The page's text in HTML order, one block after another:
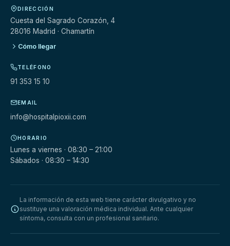
DIRECCIÓN
Cuesta del Sagrado Corazón, 4
28016 Madrid · Chamartín
Cómo llegar
TELÉFONO
91 353 15 10
EMAIL
info@hospitalpioxii.com
HORARIO
Lunes a viernes · 08:30 – 21:00
Sábados · 08:30 – 14:30
La información de esta web tiene carácter divulgativo y no
sustituye una valoración médica individual. Ante cualquier
síntoma, consulta con un profesional sanitario.